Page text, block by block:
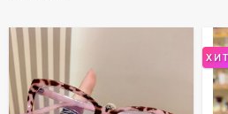
ХИТ